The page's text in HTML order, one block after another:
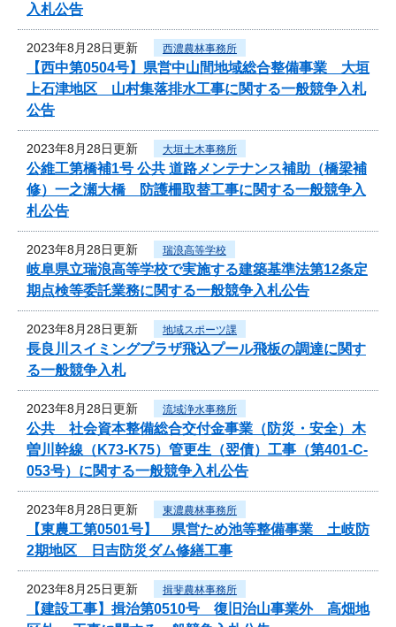
入札公告
2023年8月28日更新 西濃農林事務所
【西中第0504号】県営中山間地域総合整備事業 大垣
上石津地区 山村集落排水工事に関する一般競争入札
公告
2023年8月28日更新 大垣土木事務所
公維工第橋補1号 公共 道路メンテナンス補助（橋梁補
修）一之瀬大橋 防護柵取替工事に関する一般競争入
札公告
2023年8月28日更新 瑞浪高等学校
岐阜県立瑞浪高等学校で実施する建築基準法第12条定
期点検等委託業務に関する一般競争入札公告
2023年8月28日更新 地域スポーツ課
長良川スイミングプラザ飛込プール飛板の調達に関す
る一般競争入札
2023年8月28日更新 流域浄水事務所
公共 社会資本整備総合交付金事業（防災・安全）木
曽川幹線（K73-K75）管更生（翌債）工事（第401-C-
053号）に関する一般競争入札公告
2023年8月28日更新 東濃農林事務所
【東農工第0501号】 県営ため池等整備事業 土岐防
2期地区 日吉防災ダム修繕工事
2023年8月25日更新 揖斐農林事務所
【建設工事】揖治第0510号 復旧治山事業外 高畑地